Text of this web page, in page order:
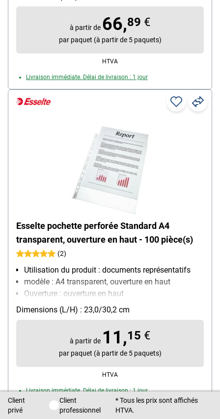
Équipement : convient aux documents officiels,
renforcement des trous
Matière : film de polypropylène, 0,13 mm
Particularités : avec coins renforcés
à partir de 66,89 €
par paquet (à partir de 5 paquets)
HTVA
Livraison immédiate. Délai de livraison : 1 jour
Esselte pochette perforée Standard A4
transparent, ouverture en haut - 100 pièce(s)
(2)
Utilisation du produit : documents représentatifs
modèle : A4 transparent, ouverture en haut
Ouverture : ouverture en haut
Équipement : convient aux documents officiels,
renforcement des trous
Matière : polypropylène, 0,055 mm
Contenu par paquet : 100 pièce(s)
Dimensions (L/H) : 23,0/30,2 cm
à partir de 11,15 €
par paquet (à partir de 5 paquets)
HTVA
Livraison immédiate. Délai de livraison : 1 jour
Client
privé
Client privé / Client professionnel
Client
professionnel
* Tous les prix sont affichés
HTVA.